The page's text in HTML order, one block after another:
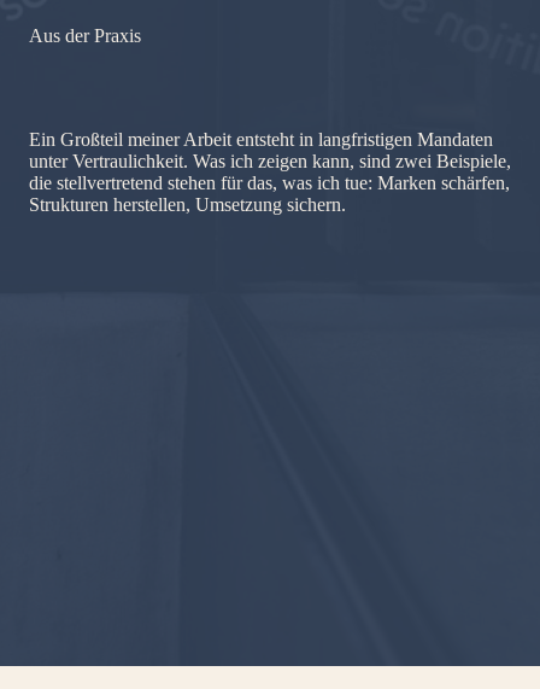
Aus der Praxis
Ein Großteil meiner Arbeit entsteht in langfristigen Mandaten
unter Vertraulichkeit. Was ich zeigen kann, sind zwei Beispiele,
die stellvertretend stehen für das, was ich tue: Marken schärfen,
Strukturen herstellen, Umsetzung sichern.